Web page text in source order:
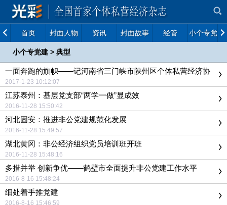
首页 封面人物 资讯 封面故事 经管 小个专党建
小个专党建 > 典型
一面奔跑的旗帜——记河南省三门峡市陕州区个体私营经济协
会原店分会党支部书记、会长吕占群
2017-1-23 10:12:07
江苏泰州：基层党支部“两学一做”显成效
2016-11-28 15:50:42
河北固安：推进非公党建规范化发展
2016-11-28 15:49:57
湖北黄冈：非公经济组织党员培训班开班
2016-11-28 15:48:16
多措并举 创新争优——鹤壁市全面提升非公党建工作水平
2016-8-16 15:48:24
细处着手推党建
2016-8-16 15:46:59